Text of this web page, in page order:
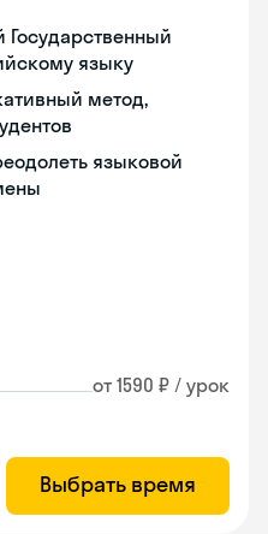
Государственный
языку
метод,
языковой
от 1590 ₽ / урок
Выбрать время